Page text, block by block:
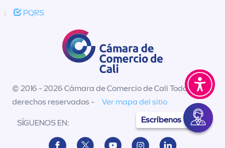
Escríbenos
| PQRS
© 2016 - 2026 Cámara de Comercio de Cali Todos los
derechos reservados -
Ver mapa del sitio
SÍGUENOS EN: